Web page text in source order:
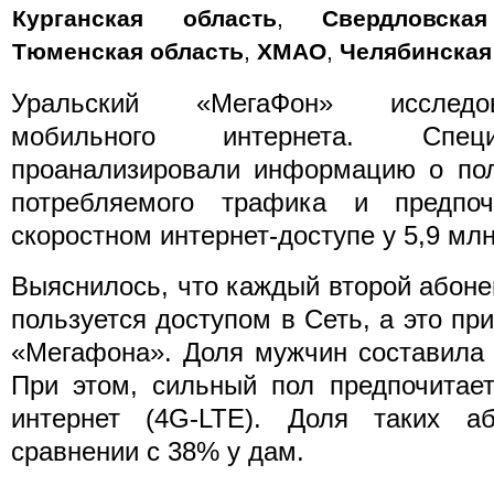
Курганская область,
Тюменская область, ХМАО,
Уральский «МегаФон»
мобильного интернета.
проанализировали информацию о
потребляемого трафика и
скоростном интернет-доступе у 5,9
Выяснилось, что каждый второй
пользуется доступом в Сеть, а это
«Мегафона». Доля мужчин
При этом, сильный пол
интернет (4G-LTE). Доля таких
сравнении с 38% у дам.